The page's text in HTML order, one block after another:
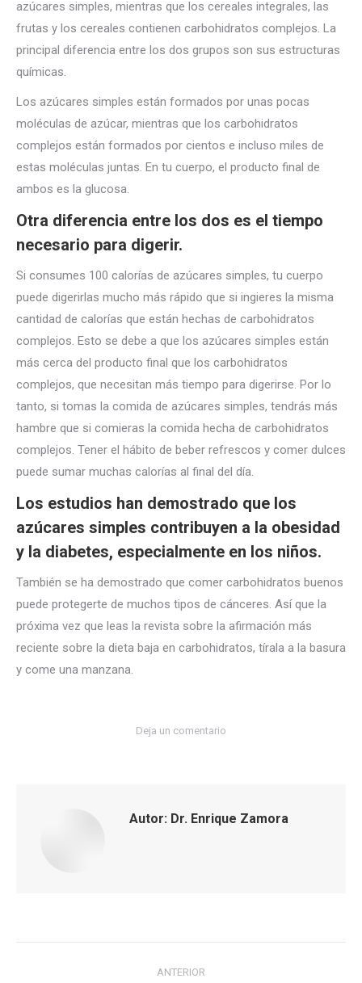
azúcares simples, mientras que los cereales integrales, las
frutas y los cereales contienen carbohidratos complejos. La
principal diferencia entre los dos grupos son sus estructuras
químicas.
Los azúcares simples están formados por unas pocas
moléculas de azúcar, mientras que los carbohidratos
complejos están formados por cientos e incluso miles de
estas moléculas juntas. En tu cuerpo, el producto final de
ambos es la glucosa.
Otra diferencia entre los dos es el tiempo
necesario para digerir.
Si consumes 100 calorías de azúcares simples, tu cuerpo
puede digerirlas mucho más rápido que si ingieres la misma
cantidad de calorías que están hechas de carbohidratos
complejos. Esto se debe a que los azúcares simples están
más cerca del producto final que los carbohidratos
complejos, que necesitan más tiempo para digerirse. Por lo
tanto, si tomas la comida de azúcares simples, tendrás más
hambre que si comieras la comida hecha de carbohidratos
complejos. Tener el hábito de beber refrescos y comer dulces
puede sumar muchas calorías al final del día.
Los estudios han demostrado que los
azúcares simples contribuyen a la obesidad
y la diabetes, especialmente en los niños.
También se ha demostrado que comer carbohidratos buenos
puede protegerte de muchos tipos de cánceres. Así que la
próxima vez que leas la revista sobre la afirmación más
reciente sobre la dieta baja en carbohidratos, tírala a la basura
y come una manzana.
Deja un comentario
Autor: Dr. Enrique Zamora
ANTERIOR